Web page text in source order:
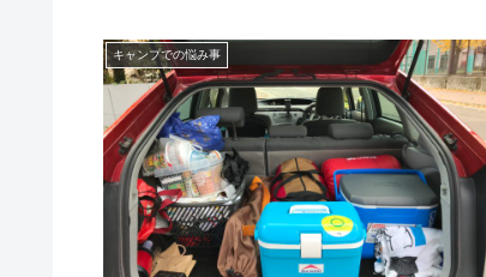
キャンプでの悩み事